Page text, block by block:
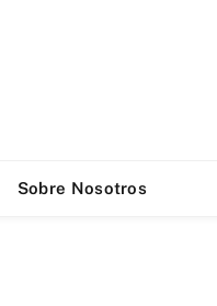
Sobre Nosotros